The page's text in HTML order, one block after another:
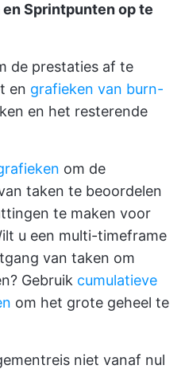
Sprintpunten op te
de prestaties af te
en grafieken van burn-
en het resterende
om de
taken te beoordelen
te maken voor
u een multi-timeframe
van taken om
Gebruik cumulatieve
om het grote geheel te
niet vanaf nul